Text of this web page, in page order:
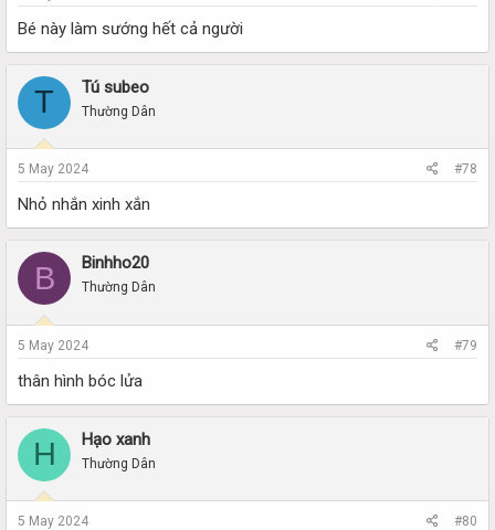
Bé này làm sướng hết cả người
T Tú subeo
Thường Dân
5 May 2024 #78
Nhỏ nhắn xinh xắn
B Binhho20
Thường Dân
5 May 2024 #79
thân hình bóc lửa
H Hạo xanh
Thường Dân
5 May 2024 #80